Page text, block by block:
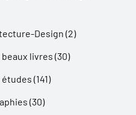
Design (2)
livres (30)
(141)
(30)